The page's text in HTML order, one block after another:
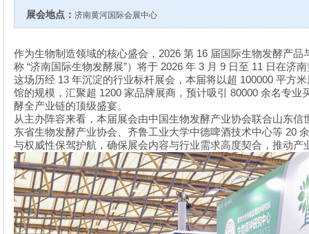
展会地点： 济南黄河国际会展中心
作为生物制造领域的核心盛会， 2026 第 16 届国际生物发酵产品
称 “济南国际生物发酵展”）将于 2026 年 3 月 9 日至 11 日在济
这场历经 13 年沉淀的行业标杆展会，本届将以超 100000 平方
馆的规模，汇聚超 1200 家品牌展商，预计吸引 80000 余名专业
酵全产业链的顶级盛宴。
从主办阵容来看，本届展会由中国生物发酵产业协会联合山东信
东省生物发酵产业协会、齐鲁工业大学中德啤酒技术中心等20
与权威性保驾护航，确保展会内容与行业需求高度契合，推动产